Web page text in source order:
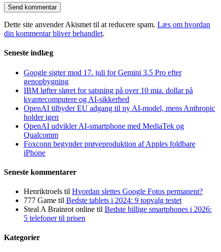
Dette site anvender Akismet til at reducere spam. Læs om hvordan
din kommentar bliver behandlet.
Seneste indlæg
Google sigter mod 17. juli for Gemini 3.5 Pro efter
genopbygning
IBM løfter sløret for satsning på over 10 mia. dollar på
kvantecomputere og AI-sikkerhed
OpenAI tilbyder EU adgang til ny AI-model, mens Anthropic
holder igen
OpenAI udvikler AI-smartphone med MediaTek og
Qualcomm
Foxconn begynder prøveproduktion af Apples foldbare
iPhone
Seneste kommentarer
Henriktroels til Hvordan slettes Google Fotos permanent?
777 Game til Bedste tablets i 2024: 9 topvalg testet
Steal A Brainrot online til Bedste billige smartphones i 2026:
5 telefoner til prisen
Kategorier